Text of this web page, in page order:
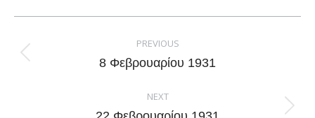
Facebook
X
PinterestLinkedIn
navigation
PREVIOUS
Previous
8 Φεβρουαρίου 1931
NEXT
Next